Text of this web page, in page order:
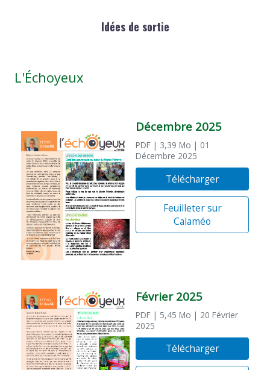
Idées de sortie
L'Échoyeux
Décembre 2025
PDF | 3,39 Mo | 01
Décembre 2025
Télécharger
Feuilleter sur
Calaméo
Février 2025
PDF | 5,45 Mo | 20 Février
2025
Télécharger